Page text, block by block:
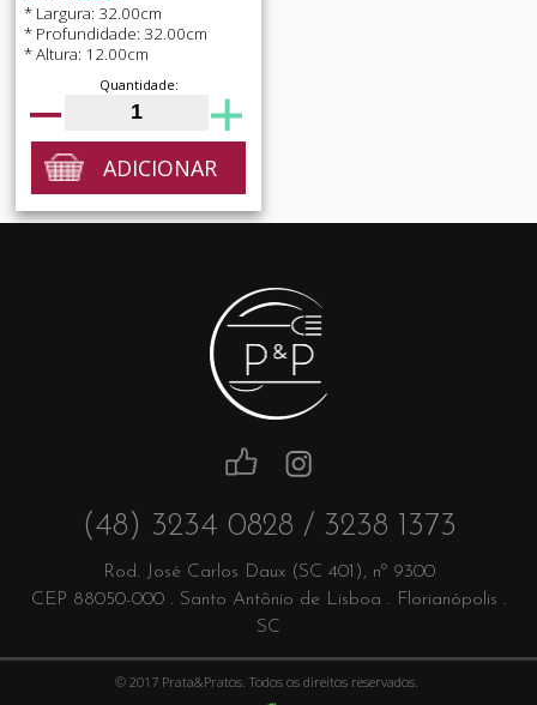
* Largura: 32.00cm
* Profundidade: 32.00cm
* Altura: 12.00cm
Quantidade:
ADICIONAR
(48) 3234 0828 / 3238 1373
Rod. José Carlos Daux (SC 401), nº 9300
CEP 88050-000 . Santo Antônio de Lisboa . Florianópolis .
SC
© 2017 Prata&Pratos. Todos os direitos reservados.